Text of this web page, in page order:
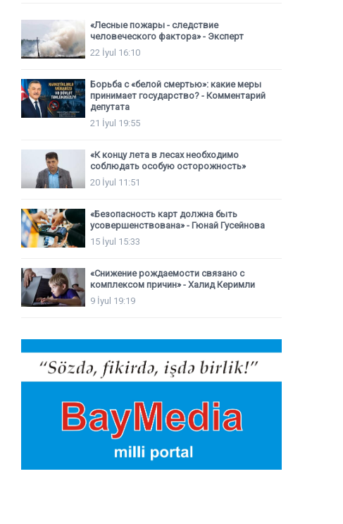
«Лесные пожары - следствие
человеческого фактора» - Эксперт
22 İyul 16:10
Борьба с «белой смертью»: какие меры
принимает государство? - Комментарий
депутата
21 İyul 19:55
«К концу лета в лесах необходимо
соблюдать особую осторожность»
20 İyul 11:51
«Безопасность карт должна быть
усовершенствована» - Гюнай Гусейнова
15 İyul 15:33
«Снижение рождаемости связано с
комплексом причин» - Халид Керимли
9 İyul 19:19